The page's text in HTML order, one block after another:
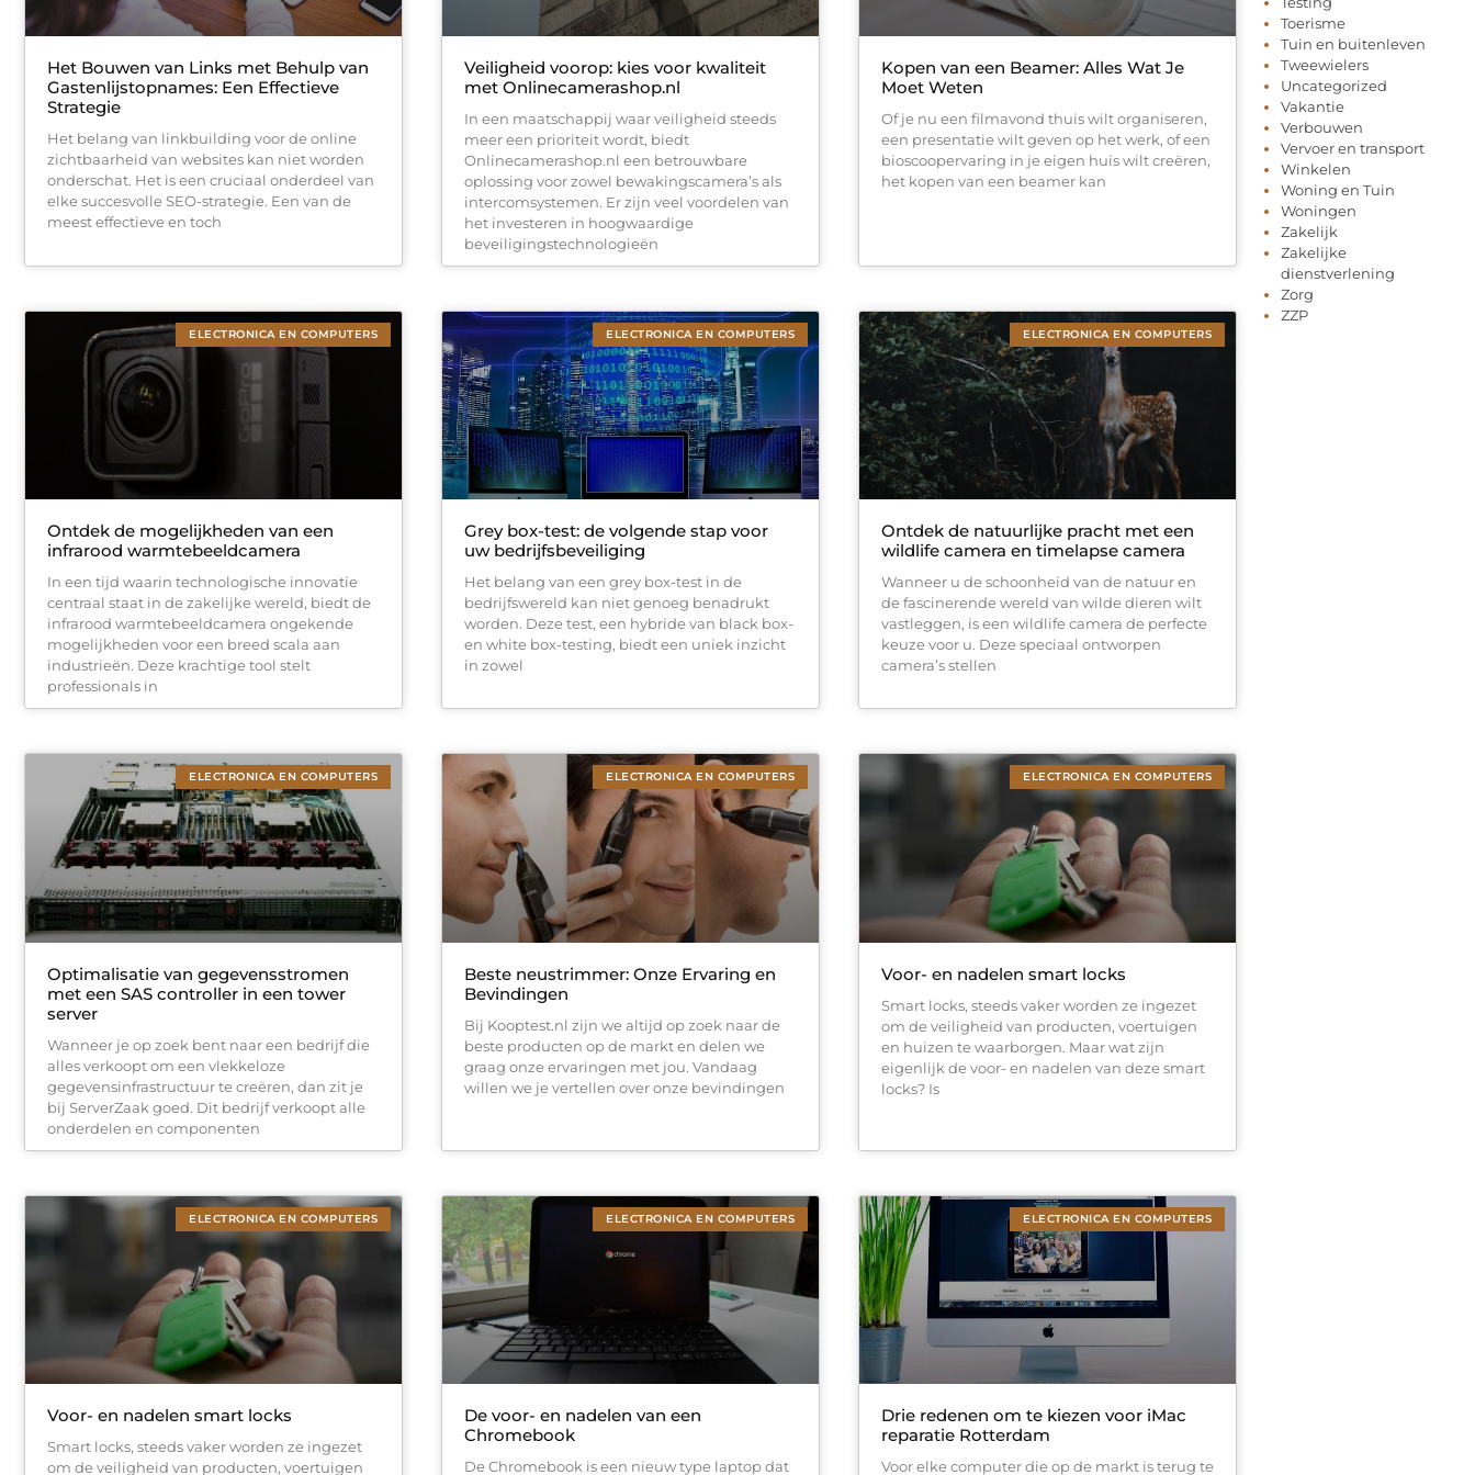
Het Bouwen van Links met Behulp van
Gastenlijstopnames: Een Effectieve
Strategie
Het belang van linkbuilding voor de online
zichtbaarheid van websites kan niet worden
onderschat. Het is een cruciaal onderdeel van
elke succesvolle SEO-strategie. Een van de
meest effectieve en toch
Veiligheid voorop: kies voor kwaliteit
met Onlinecamerashop.nl
In een maatschappij waar veiligheid steeds
meer een prioriteit wordt, biedt
Onlinecamerashop.nl een betrouwbare
oplossing voor zowel bewakingscamera’s als
intercomsystemen. Er zijn veel voordelen van
het investeren in hoogwaardige
beveiligingstechnologieën
Kopen van een Beamer: Alles Wat Je
Moet Weten
Of je nu een filmavond thuis wilt organiseren,
een presentatie wilt geven op het werk, of een
bioscoopervaring in je eigen huis wilt creëren,
het kopen van een beamer kan
ELECTRONICA EN COMPUTERS
Ontdek de mogelijkheden van een
infrarood warmtebeeldcamera
In een tijd waarin technologische innovatie
centraal staat in de zakelijke wereld, biedt de
infrarood warmtebeeldcamera ongekende
mogelijkheden voor een breed scala aan
industrieën. Deze krachtige tool stelt
professionals in
ELECTRONICA EN COMPUTERS
Grey box-test: de volgende stap voor
uw bedrijfsbeveiliging
Het belang van een grey box-test in de
bedrijfswereld kan niet genoeg benadrukt
worden. Deze test, een hybride van black box-
en white box-testing, biedt een uniek inzicht
in zowel
ELECTRONICA EN COMPUTERS
Ontdek de natuurlijke pracht met een
wildlife camera en timelapse camera
Wanneer u de schoonheid van de natuur en
de fascinerende wereld van wilde dieren wilt
vastleggen, is een wildlife camera de perfecte
keuze voor u. Deze speciaal ontworpen
camera’s stellen
ELECTRONICA EN COMPUTERS
Optimalisatie van gegevensstromen
met een SAS controller in een tower
server
Wanneer je op zoek bent naar een bedrijf die
alles verkoopt om een vlekkeloze
gegevensinfrastructuur te creëren, dan zit je
bij ServerZaak goed. Dit bedrijf verkoopt alle
onderdelen en componenten
ELECTRONICA EN COMPUTERS
Beste neustrimmer: Onze Ervaring en
Bevindingen
Bij Kooptest.nl zijn we altijd op zoek naar de
beste producten op de markt en delen we
graag onze ervaringen met jou. Vandaag
willen we je vertellen over onze bevindingen
ELECTRONICA EN COMPUTERS
Voor- en nadelen smart locks
Smart locks, steeds vaker worden ze ingezet
om de veiligheid van producten, voertuigen
en huizen te waarborgen. Maar wat zijn
eigenlijk de voor- en nadelen van deze smart
locks? Is
ELECTRONICA EN COMPUTERS
Voor- en nadelen smart locks
Smart locks, steeds vaker worden ze ingezet
om de veiligheid van producten, voertuigen
ELECTRONICA EN COMPUTERS
De voor- en nadelen van een
Chromebook
De Chromebook is een nieuw type laptop dat
ELECTRONICA EN COMPUTERS
Drie redenen om te kiezen voor iMac
reparatie Rotterdam
Voor elke computer die op de markt is terug te
Toerisme
Tuin en buitenleven
Tweewielers
Uncategorized
Vakantie
Verbouwen
Vervoer en transport
Winkelen
Woning en Tuin
Woningen
Zakelijk
Zakelijke
dienstverlening
Zorg
ZZP